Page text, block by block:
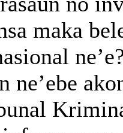
maka
ne’ebe